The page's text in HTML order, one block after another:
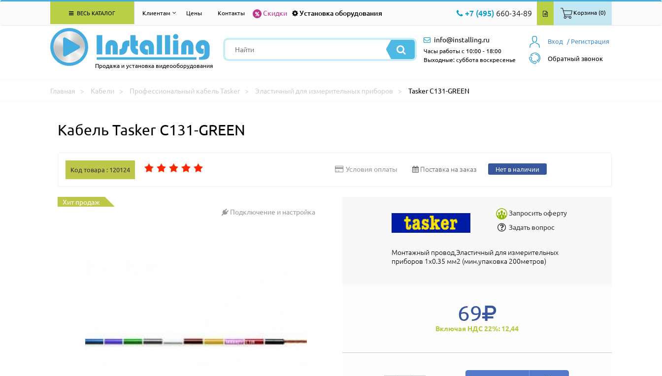
ВЕСЬ КАТАЛОГ Клиентам Цены Контакты Скидки Установка оборудования +7 (495) 660-34-89 Корзина (0)
Продажа и установка видеооборудования
Вход / Регистрация
Обратный звонок
info@installing.ru
Часы работы с 10:00 - 18:00
Выходные: суббота воскресенье
Главная Кабели Профессиональный кабель Tasker Эластичный для измерительных приборов Tasker C131-GREEN
Кабель Tasker C131-GREEN
Код товара : 120124 Условия оплаты Поставка на заказ Нет в наличии
Хит продаж
Подключение и настройка
Запросить оферту
Задать вопрос
Монтажный провод,Эластичный для измерительных
приборов 1х0.35 мм2 (мин.упаковка 200метров)
69
Включая НДС 22%: 12,44